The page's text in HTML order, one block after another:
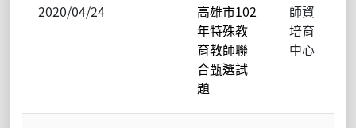
2020/04/24
高雄市102
年特殊教
育教師聯
合甄選試
題
師資
培育
中心